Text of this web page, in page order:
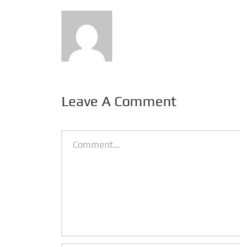
Leave A Comment
Comment